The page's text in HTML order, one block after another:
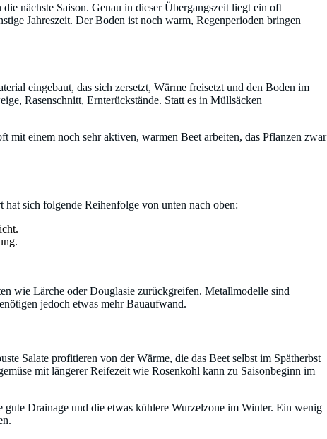
nächste Saison. Genau in dieser Übergangszeit liegt ein oft
Jahreszeit. Der Boden ist noch warm, Regenperioden bringen
eingebaut, das sich zersetzt, Wärme freisetzt und den Boden im
Rasenschnitt, Ernterückstände. Statt es in Müllsäcken
mit einem noch sehr aktiven, warmen Beet arbeiten, das Pflanzen zwar
sich folgende Reihenfolge von unten nach oben:
wie Lärche oder Douglasie zurückgreifen. Metallmodelle sind
jedoch etwas mehr Bauaufwand.
Salate profitieren von der Wärme, die das Beet selbst im Spätherbst
mit längerer Reifezeit wie Rosenkohl kann zu Saisonbeginn im
Drainage und die etwas kühlere Wurzelzone im Winter. Ein wenig